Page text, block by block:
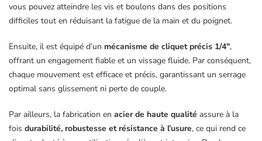
vous pouvez atteindre les vis et boulons dans des positions
difficiles tout en réduisant la fatigue de la main et du poignet.
Ensuite, il est équipé d’un mécanisme de cliquet précis 1/4″,
offrant un engagement fiable et un vissage fluide. Par conséquent,
chaque mouvement est efficace et précis, garantissant un serrage
optimal sans glissement ni perte de couple.
Par ailleurs, la fabrication en acier de haute qualité assure à la
fois durabilité, robustesse et résistance à l’usure, ce qui rend ce